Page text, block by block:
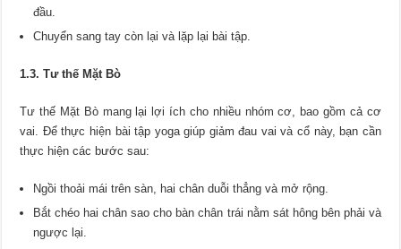
đầu.
Chuyển sang tay còn lại và lặp lại bài tập.
1.3. Tư thế Mặt Bò
Tư thế Mặt Bò mang lại lợi ích cho nhiều nhóm cơ, bao gồm cả cơ
vai. Để thực hiện bài tập yoga giúp giảm đau vai và cổ này, bạn cần
thực hiện các bước sau:
Ngồi thoải mái trên sàn, hai chân duỗi thẳng và mở rộng.
Bắt chéo hai chân sao cho bàn chân trái nằm sát hông bên phải và
ngược lại.